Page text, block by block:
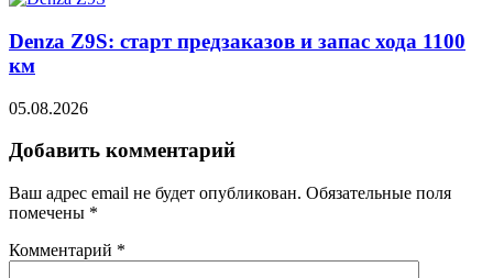
Denza Z9S: старт предзаказов и запас хода 1100
км
05.08.2026
Добавить комментарий
Ваш адрес email не будет опубликован. Обязательные поля
помечены *
Комментарий *